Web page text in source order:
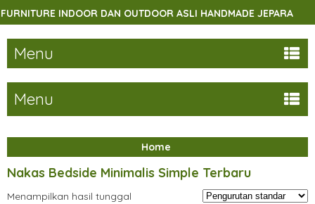
INDOOR DAN OUTDOOR ASLI HANDMADE JEPARA
Menu
Menu
Home
Nakas Bedside Minimalis Simple Terbaru
Menampilkan hasil tunggal